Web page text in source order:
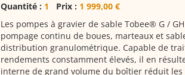
Quantité : 1 Prix : 1 999,00 €
Les pompes à gravier de sable Tobee® G /
pompage continu de boues, marteaux et
distribution granulométrique. Capable de
rendements constamment élevés, il en
interne de grand volume du boîtier réduit les